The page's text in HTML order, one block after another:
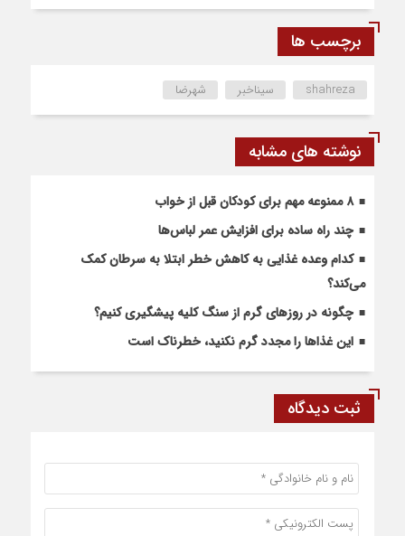
برچسب ها
shahreza سیناخبر شهرضا
نوشته های مشابه
۸ ممنوعه مهم برای کودکان قبل از خواب
چند راه ساده برای افزایش عمر لباس‌ها
کدام وعده غذایی به کاهش خطر ابتلا به سرطان کمک
می‌کند؟
چگونه در روزهای گرم از سنگ کلیه پیشگیری کنیم؟
این غذاها را مجدد گرم نکنید، خطرناک است
ثبت دیدگاه